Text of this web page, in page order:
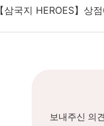
【삼국지 HEROES】상
보내주신 의